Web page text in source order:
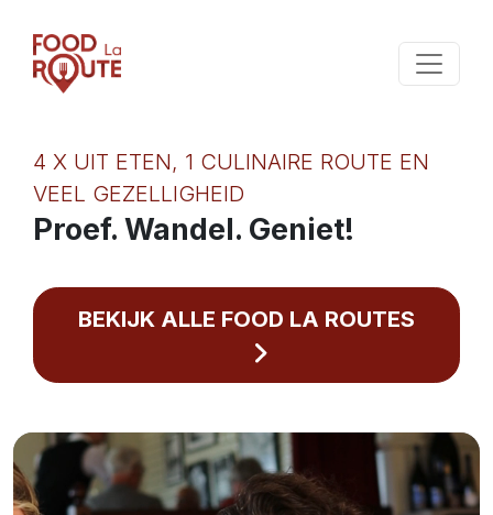
4 X UIT ETEN, 1 CULINAIRE ROUTE EN
VEEL GEZELLIGHEID
Proef. Wandel. Geniet!
BEKIJK ALLE FOOD LA ROUTES